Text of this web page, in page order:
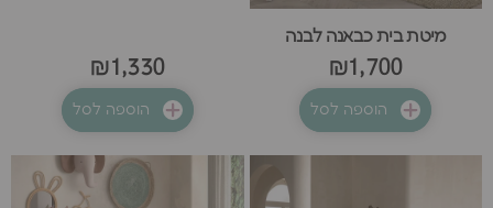
מיטת בית כבאנה לבנה
₪1,700
הוספה לסל
₪1,330
הוספה לסל